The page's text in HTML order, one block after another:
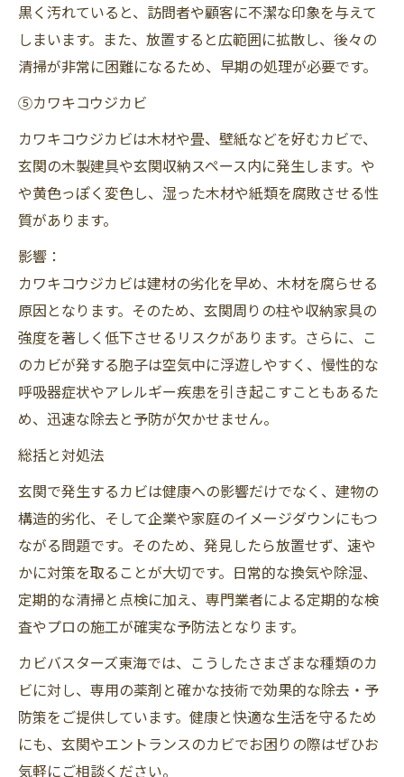
黒く汚れていると、訪問者や顧客に不潔な印象を与えて
しまいます。また、放置すると広範囲に拡散し、後々の
清掃が非常に困難になるため、早期の処理が必要です。
⑤カワキコウジカビ
カワキコウジカビは木材や畳、壁紙などを好むカビで、
玄関の木製建具や玄関収納スペース内に発生します。や
や黄色っぽく変色し、湿った木材や紙類を腐敗させる性
質があります。
影響：
カワキコウジカビは建材の劣化を早め、木材を腐らせる
原因となります。そのため、玄関周りの柱や収納家具の
強度を著しく低下させるリスクがあります。さらに、こ
のカビが発する胞子は空気中に浮遊しやすく、慢性的な
呼吸器症状やアレルギー疾患を引き起こすこともあるた
め、迅速な除去と予防が欠かせません。
総括と対処法
玄関で発生するカビは健康への影響だけでなく、建物の
構造的劣化、そして企業や家庭のイメージダウンにもつ
ながる問題です。そのため、発見したら放置せず、速や
かに対策を取ることが大切です。日常的な換気や除湿、
定期的な清掃と点検に加え、専門業者による定期的な検
査やプロの施工が確実な予防法となります。
カビバスターズ東海では、こうしたさまざまな種類のカ
ビに対し、専用の薬剤と確かな技術で効果的な除去・予
防策をご提供しています。健康と快適な生活を守るため
にも、玄関やエントランスのカビでお困りの際はぜひお
気軽にご相談ください。